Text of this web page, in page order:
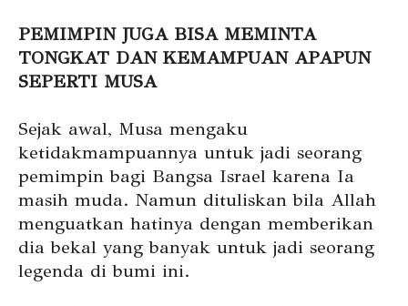
PEMIMPIN JUGA BISA MEMINTA
TONGKAT DAN KEMAMPUAN APAPUN
SEPERTI MUSA
Sejak awal, Musa mengaku
ketidakmampuannya untuk jadi seorang
pemimpin bagi Bangsa Israel karena Ia
masih muda. Namun dituliskan bila Allah
menguatkan hatinya dengan memberikan
dia bekal yang banyak untuk jadi seorang
legenda di bumi ini.